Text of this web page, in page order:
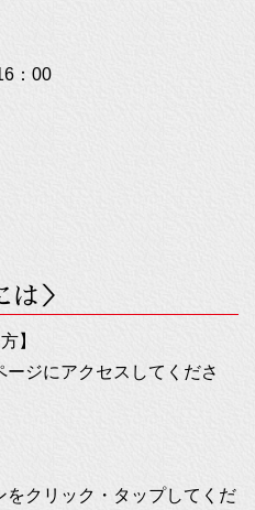
：00
は＞
】
ジにアクセスしてくださ
をクリック・タップしてくだ